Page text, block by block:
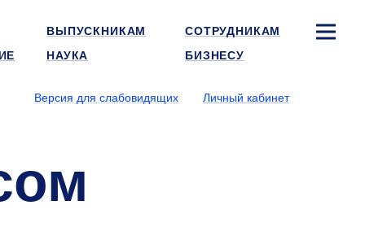
ВЫПУСКНИКАМ
СОТРУДНИКАМ
НАУКА БИЗНЕСУ
Версия для слабовидящих Личный кабинет